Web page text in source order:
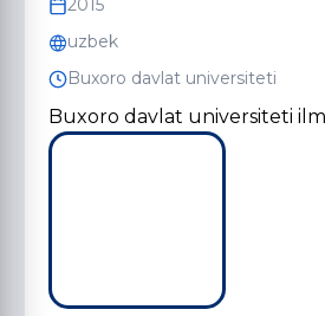
2015
uzbek
Buxoro davlat universiteti
Buxoro davlat universiteti